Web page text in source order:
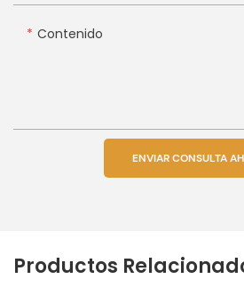
Contenido
ENVIAR CONSULTA
Productos